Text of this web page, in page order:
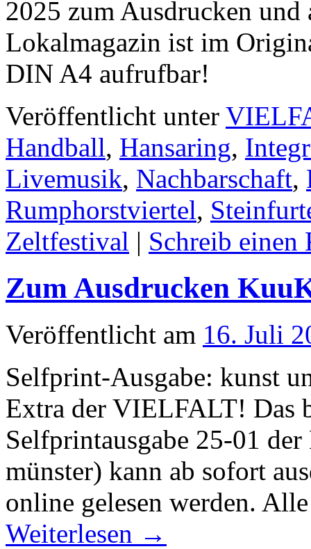
2025 zum Ausdrucken
Lokalmagazin ist im
DIN A4 aufrufbar!
Veröffentlicht unter
Handball, Hansaring,
Livemusik, Nachbarschaft,
Rumphorstviertel,
Zeltfestival | Schreib einen
Zum Ausdrucken
Veröffentlicht am 16. Juli
Selfprint-Ausgabe: kunst
Extra der VIELFALT! Das
Selfprintausgabe 25-01
münster) kann ab sofort
online gelesen werden.
Weiterlesen →